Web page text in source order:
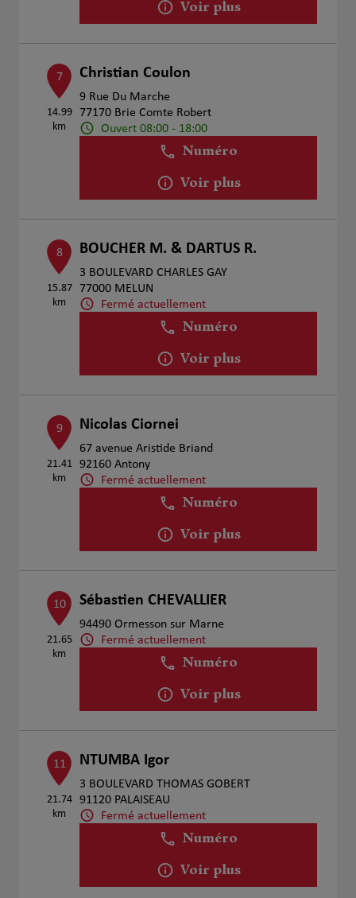
Voir plus
7
14.99
km
Christian Coulon
9 Rue Du Marche
77170 Brie Comte Robert
Ouvert 08:00 - 18:00
Numéro
Voir plus
8
15.87
km
BOUCHER M. & DARTUS R.
3 BOULEVARD CHARLES GAY
77000 MELUN
Fermé actuellement
Numéro
Voir plus
9
21.41
km
Nicolas Ciornei
67 avenue Aristide Briand
92160 Antony
Fermé actuellement
Numéro
Voir plus
10
21.65
km
Sébastien CHEVALLIER
94490 Ormesson sur Marne
Fermé actuellement
Numéro
Voir plus
11
21.74
km
NTUMBA Igor
3 BOULEVARD THOMAS GOBERT
91120 PALAISEAU
Fermé actuellement
Numéro
Voir plus